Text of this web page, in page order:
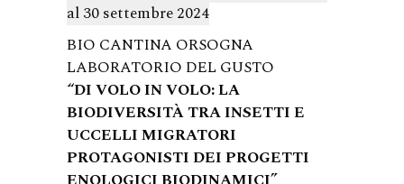
al 30 settembre 2024
BIO CANTINA ORSOGNA
LABORATORIO DEL GUSTO
“DI VOLO IN VOLO: LA
BIODIVERSITÀ TRA INSETTI E
UCCELLI MIGRATORI
PROTAGONISTI DEI PROGETTI